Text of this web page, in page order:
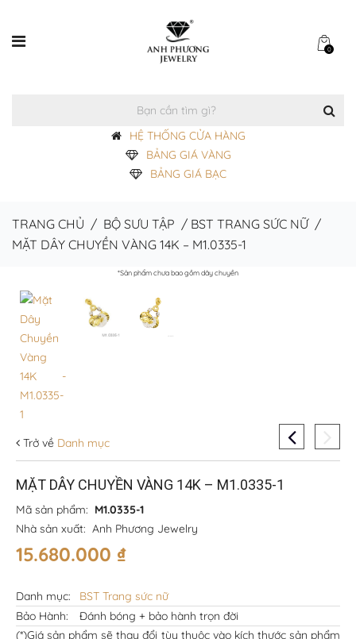
0
HỆ THỐNG CỬA HÀNG
BẢNG GIÁ VÀNG
BẢNG GIÁ BẠC
TRANG CHỦ / BỘ SƯU TẬP / BST TRANG SỨC NỮ/
MẶT DÂY CHUYỀN VÀNG 14K – M1.0335-1
*Sản phẩm chưa bao gồm dây chuyền
Trở về Danh mục
MẶT DÂY CHUYỀN VÀNG 14K – M1.0335-1
Mã sản phẩm: M1.0335-1
Nhà sản xuất: Anh Phương Jewelry
15.680.000 ₫
Danh mục:
BST Trang sức nữ
Bảo Hành:
Đánh bóng + bảo hành trọn đời
(*)Giá sản phẩm sẽ thay đổi tùy thuộc vào kích thước sản phẩm